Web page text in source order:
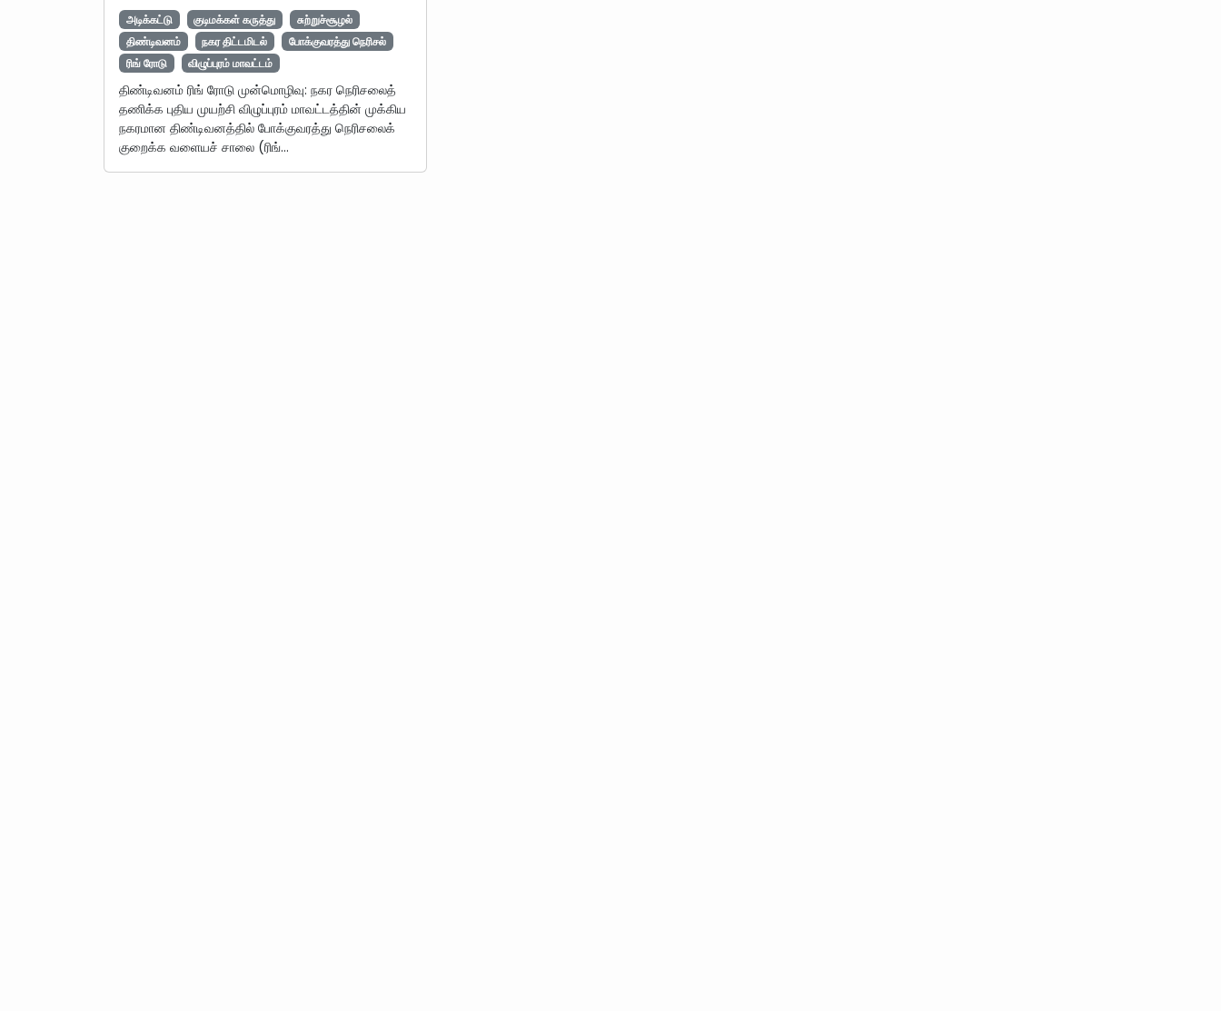
அடிக்கட்டு குடிமக்கள் கருத்து
சுற்றுச்சூழல்
திண்டிவனம்
நகர திட்டமிடல்
போக்குவரத்து நெரிசல்
ரிங் ரோடு
விழுப்புரம் மாவட்டம்
திண்டிவனம் ரிங் ரோடு முன்மொழிவு: நகர நெரிசலைத்
தணிக்க புதிய முயற்சி விழுப்புரம் மாவட்டத்தின் முக்கிய
நகரமான திண்டிவனத்தில் போக்குவரத்து நெரிசலைக்
குறைக்க வளையச் சாலை (ரிங்…